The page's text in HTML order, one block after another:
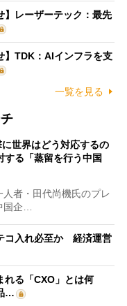
】レーザーテック：最先
】TDK：AIインフラを支
一覧を見る
世界はどう対応するの
る「蒸留を行う中国
者・田代尚機氏のプレ
国企…
コ入れ必至か 経済運営
れる「CXO」とは何
…